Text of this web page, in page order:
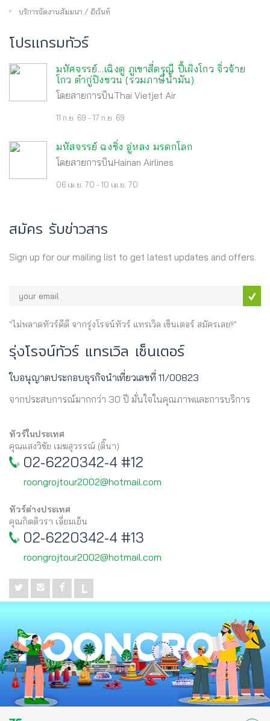
บริการจัดงานสัมมนา / อีเว้นท์
โปรเเกรมทัวร์
มหัศจรรย์...เฉิงตู ภูเขาสี่ดรุณี ปี้เผิงโกว จิ่วจ้าย
โกว ต๋ากู่ปิงชวน (รวมภาษีน้ำมัน)
โดยสายการบินThai Vietjet Air
11 ก.ย. 69 - 17 ก.ย. 69
มหัสจรรย์ ฉงชิ่ง อู่หลง มรดกโลก
โดยสายการบินHainan Airlines
06 เม.ย. 70 - 10 เม.ย. 70
สมัคร รับข่าวสาร
Sign up for our mailing list to get latest updates and offers.
"ไม่พลาดทัวร์ดีดี จากรุ่งโรจน์ทัวร์ แทรเวิล เซ็นเตอร์ สมัครเลย!!"
รุ่งโรจน์ทัวร์ แทรเวิล เซ็นเตอร์
ใบอนุญาตประกอบธุรกิจนำเที่ยวเลขที่ 11/00823
จากประสบการณ์มากกว่า 30 ปี มั่นใจในคุณภาพและการบริการ
ทัวร์ในประเทศ
คุณแสงวิชัย เมฆสุวรรณ์ (ติ๊นา)
02-6220342-4 #12
roongrojtour2002@hotmail.com
ทัวร์ต่างประเทศ
คุณกิตติวรา เอี่ยมเย็น
02-6220342-4 #13
roongrojtour2002@hotmail.com